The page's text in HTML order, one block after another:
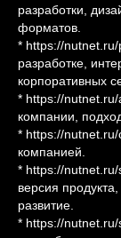
разработки,
форматов.
* https://
разработке,
корпоративных
* https://
компании,
* https://
компанией.
* https://
версия
развитие.
* https://